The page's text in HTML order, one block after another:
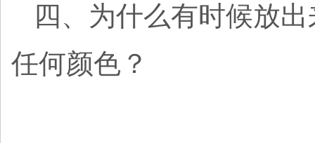
四、为什么有时候放
任何颜色？